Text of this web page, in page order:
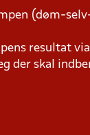
(døm-
resultat via
skal